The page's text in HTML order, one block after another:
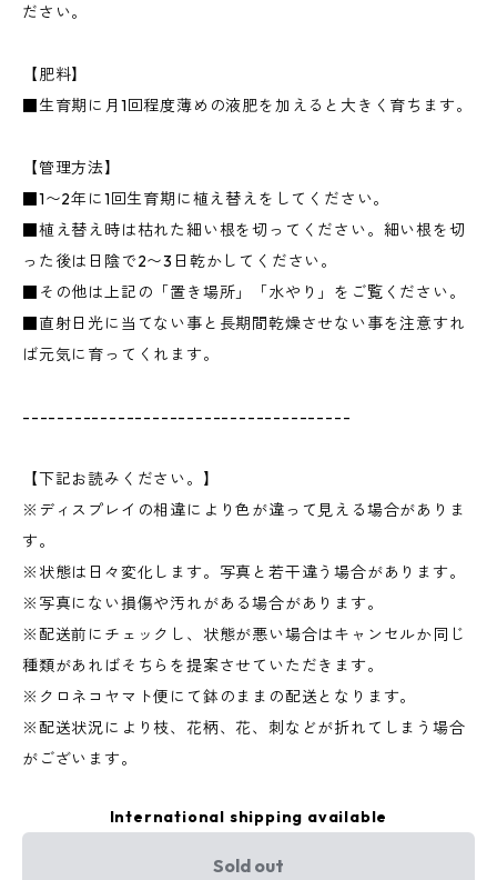
ださい。
【肥料】
■生育期に月1回程度薄めの液肥を加えると大きく育ちます。
【管理方法】
■1〜2年に1回生育期に植え替えをしてください。
■植え替え時は枯れた細い根を切ってください。細い根を切
った後は日陰で2〜3日乾かしてください。
■その他は上記の「置き場所」「水やり」をご覧ください。
■直射日光に当てない事と長期間乾燥させない事を注意すれ
ば元気に育ってくれます。
--------------------------------------
【下記お読みください。】
※ディスプレイの相違により色が違って見える場合がありま
す。
※状態は日々変化します。写真と若干違う場合があります。
※写真にない損傷や汚れがある場合があります。
※配送前にチェックし、状態が悪い場合はキャンセルか同じ
種類があればそちらを提案させていただきます。
※クロネコヤマト便にて鉢のままの配送となります。
※配送状況により枝、花柄、花、刺などが折れてしまう場合
がございます。
International shipping available
Sold out